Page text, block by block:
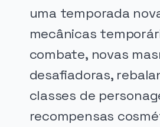
uma temporada
mecânicas
combate, novas
desafiadoras,
classes de
recompensas